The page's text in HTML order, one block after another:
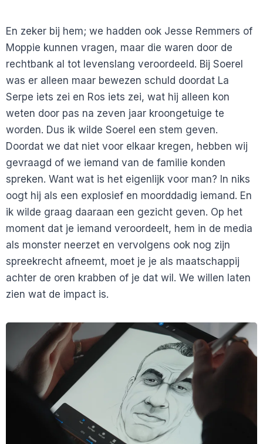
En zeker bij hem; we hadden ook Jesse Remmers of
Moppie kunnen vragen, maar die waren door de
rechtbank al tot levenslang veroordeeld. Bij Soerel
was er alleen maar bewezen schuld doordat La
Serpe iets zei en Ros iets zei, wat hij alleen kon
weten door pas na zeven jaar kroongetuige te
worden. Dus ik wilde Soerel een stem geven.
Doordat we dat niet voor elkaar kregen, hebben wij
gevraagd of we iemand van de familie konden
spreken. Want wat is het eigenlijk voor man? In niks
oogt hij als een explosief en moorddadig iemand. En
ik wilde graag daaraan een gezicht geven. Op het
moment dat je iemand veroordeelt, hem in de media
als monster neerzet en vervolgens ook nog zijn
spreekrecht afneemt, moet je je als maatschappij
achter de oren krabben of je dat wil. We willen laten
zien wat de impact is.